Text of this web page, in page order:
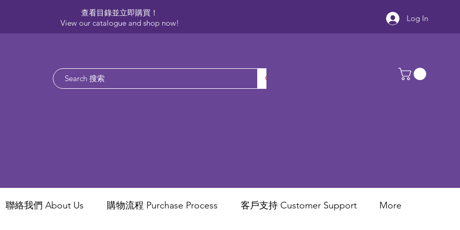
查看目錄並立即購買！​
View our catalogue and shop now!
Log In
聯絡我們 About Us ​購物流程 Purchase Process 客戶支持 Customer Support More